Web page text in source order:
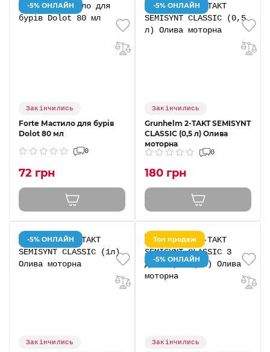
-5% ОНЛАЙН
Закінчились
Forte Мастило для бурів
Dolot 80 мл
0
72 грн
-5% ОНЛАЙН
Закінчились
Grunhelm 2-TAKT SEMISYNT
CLASSIC (0,5 л) Олива
моторна
0
180 грн
-5% ОНЛАЙН
Закінчились
Топ продаж
-5% ОНЛАЙН
Закінчились